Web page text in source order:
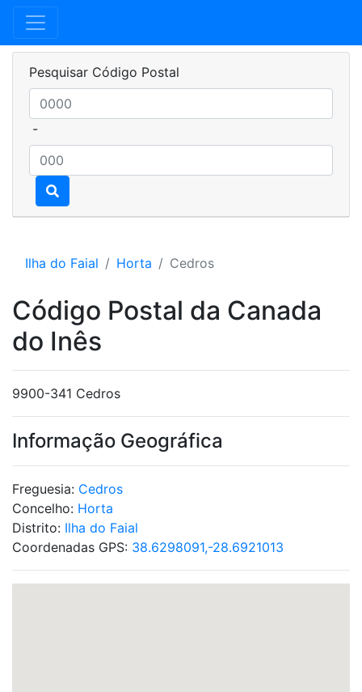
Pesquisar Código Postal
-
Ilha do Faial Horta Cedros
Código Postal da Canada
do Inês
9900-341 Cedros
Informação Geográfica
Freguesia: Cedros
Concelho: Horta
Distrito: Ilha do Faial
Coordenadas GPS: 38.6298091,-28.6921013